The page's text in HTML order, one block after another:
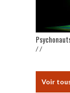
/ /
Voir